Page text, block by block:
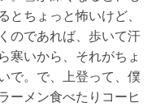
ちょっと怖いけど、
のであれば、歩いて汗
寒いから、それがちょ
で。で、上登って、僕
ーメン食べたりコーヒ